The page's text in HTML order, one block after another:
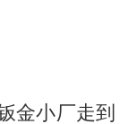
金小厂走到